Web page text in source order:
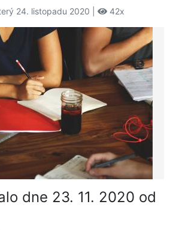
24. listopadu 2020 | 42x
dne 23. 11. 2020 od